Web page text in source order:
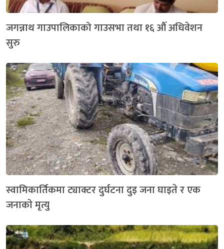
जगन्नाथ गाउपालिकाको गाउसभा तथा १६ औँ अधिवेशन
सुरु
स्वामिकार्तिकमा ट्याक्टर दुर्घटना दुइ जना घाइते र एक
जनाकाे मृत्यु